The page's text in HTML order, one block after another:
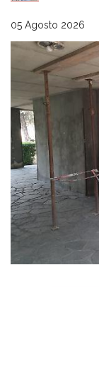
05 Agosto 2026